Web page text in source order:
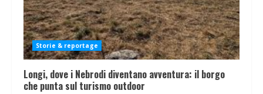
Storie & reportage
Longi, dove i Nebrodi diventano avventura: il borgo
che punta sul turismo outdoor